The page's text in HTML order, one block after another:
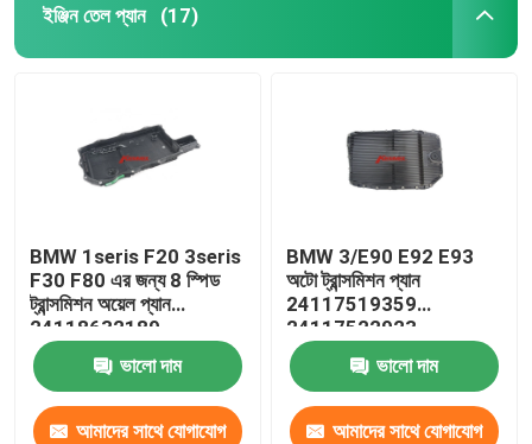
ইঞ্জিন তেল প্যান (17)
BMW 1seris F20 3seris
F30 F80 এর জন্য 8 স্পিড
ট্রান্সমিশন অয়েল প্যান
24118632189
ভালো দাম
আমাদের সাথে যোগাযোগ
BMW 3/E90 E92 E93
অটো ট্রান্সমিশন প্যান
24117519359
24117522923
24152333903
ভালো দাম
আমাদের সাথে যোগাযোগ